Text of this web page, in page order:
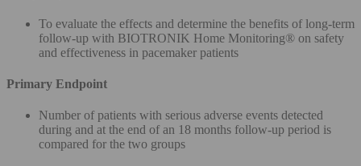
To evaluate the effects and determine the benefits of long-term
follow-up with BIOTRONIK Home Monitoring® on safety
and effectiveness in pacemaker patients
Primary Endpoint
Number of patients with serious adverse events detected
during and at the end of an 18 months follow-up period is
compared for the two groups